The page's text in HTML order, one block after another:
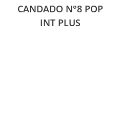
CANDADO N°8 POP
INT PLUS